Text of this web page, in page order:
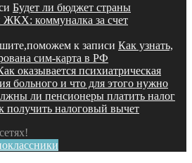
Будет ли бюджет страны
ЖКХ: коммуналка за счет
к записи Как узнать,
сим-карта в РФ
оказывается психиатрическая
больного и что для этого нужно
ли пенсионеры платить налог
получить налоговый вычет